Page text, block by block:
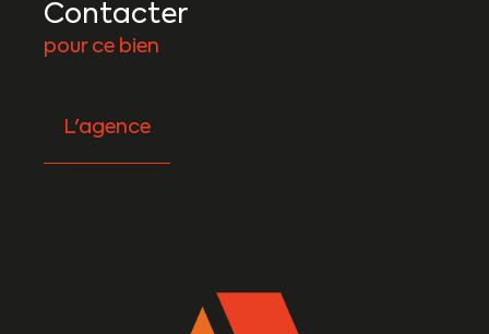
Contacter
pour ce bien
L'agence